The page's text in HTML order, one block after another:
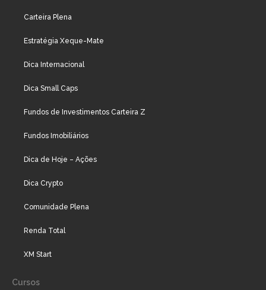
Carteira Plena
Estratégia Xeque-Mate
Dica Internacional
Dica Small Caps
Fundos de Investimentos Carteira Z
Fundos Imobiliários
Dica de Hoje – Ações
Dica Crypto
Comunidade Plena
Renda Total
XM Start
Cursos